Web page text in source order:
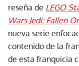
reseña de LEGO
Wars Jedi: Fallen
nueva serie
contenido de la
de esta franquicia